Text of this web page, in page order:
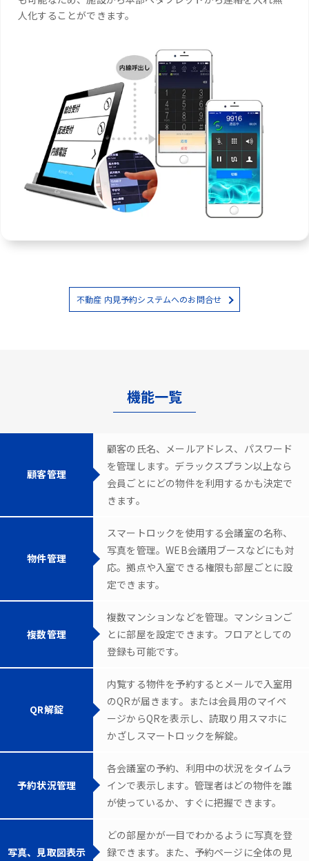
人化することができます。
不動産 内見予約システムへのお問合せ
機能一覧
顧客管理
顧客の氏名、メールアドレス、パスワード
を管理します。デラックスプラン以上なら
会員ごとにどの物件を利用するかも決定で
きます。
物件管理
スマートロックを使用する会議室の名称、
写真を管理。WEB会議用ブースなどにも対
応。拠点や入室できる権限も部屋ごとに設
定できます。
複数管理
複数マンションなどを管理。マンションご
とに部屋を設定できます。フロアとしての
登録も可能です。
QR解錠
内覧する物件を予約するとメールで入室用
のQRが届きます。または会員用のマイペ
ージからQRを表示し、読取り用スマホに
かざしスマートロックを解錠。
予約状況管理
各会議室の予約、利用中の状況をタイムラ
インで表示します。管理者はどの物件を誰
が使っているか、すぐに把握できます。
写真、見取図表示
どの部屋かが一目でわかるように写真を登
録できます。また、予約ページに全体の見